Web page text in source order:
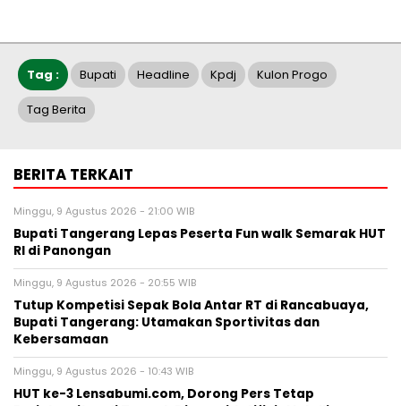
Tag : Bupati Headline Kpdj Kulon Progo
Tag Berita
BERITA TERKAIT
Minggu, 9 Agustus 2026 - 21:00 WIB
Bupati Tangerang Lepas Peserta Fun walk Semarak HUT
RI di Panongan
Minggu, 9 Agustus 2026 - 20:55 WIB
Tutup Kompetisi Sepak Bola Antar RT di Rancabuaya,
Bupati Tangerang: Utamakan Sportivitas dan
Kebersamaan
Minggu, 9 Agustus 2026 - 10:43 WIB
HUT ke-3 Lensabumi.com, Dorong Pers Tetap